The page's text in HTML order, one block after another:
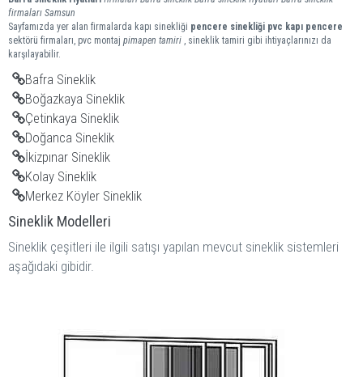
firmaları Samsun
Sayfamızda yer alan firmalarda kapı sinekliği pencere sinekliği pvc kapı pencere
sektörü firmaları, pvc montaj pimapen tamiri , sineklik tamiri gibi ihtiyaçlarınızı da
karşılayabilir.
Bafra Sineklik
Boğazkaya Sineklik
Çetinkaya Sineklik
Doğanca Sineklik
İkizpınar Sineklik
Kolay Sineklik
Merkez Köyler Sineklik
Sineklik Modelleri
Sineklik çeşitleri ile ilgili satışı yapılan mevcut sineklik sistemleri
aşağıdaki gibidir.